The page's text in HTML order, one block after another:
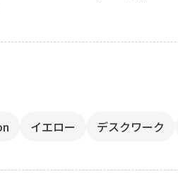
イエロー デスクワーク